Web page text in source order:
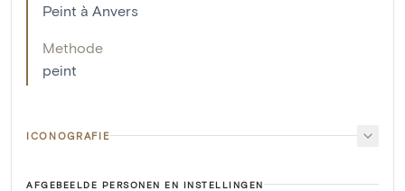
Peint à Anvers
Methode
peint
ICONOGRAFIE
AFGEBEELDE PERSONEN EN INSTELLINGEN